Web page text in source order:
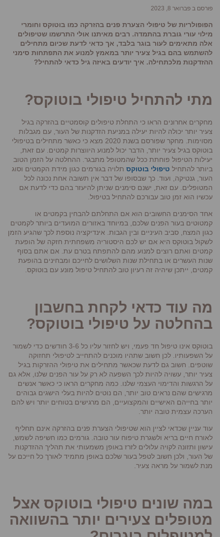
פורסם ב פברואר 8, 2023
הפופולריות של טיפולי הצערת פנים בהזרקה כמו בוטוקס וחומרי
מילוי עורי גוברת בהתמדה. רבים מאיתנו אולי התרשמו שטיפולים
אלה מתאימים לעור בוגר בלבד, אך כדאי לדעת שכיום מתחילים
להשתמש בהם בגיל צעיר יותר במאמץ למנוע את התפתחות סימני
ההזדקנות מלכתחילה. איך יודעים באיזה גיל כדאי להתחיל?
מתי להתחיל טיפולי בוטוקס?
מחקרים אחרונים הראו כי התחלת טיפולים קוסמטיים בהזרקה בגיל
צעיר יותר יכולה להיות יעילה במניעת הזדקנות של העור, עם מגבלות
מסוימות. מחקר שפורסם בשנת 2020 מצא כי כאשר מתחילים בטיפולי
בוטוקס בגיל צעיר יותר, הדבר יכול למנוע היווצרות קמטים. עם זאת,
יעילות הטיפול פוחתת ככל שהמטופל מתבגר. ההחלטה על הזמן הטוב
ביותר להתחיל טיפולי בוטוקס תלויה בגורמים כגון מידת הקמטים וסוג
העור, גנטיקה, ועוד. כך שבסופו של דבר אין תשובה אחת נכונה לכל
המטופלים. עם זאת, ישנם סימנים שניתן להיעזר בהם כדי לדעת אם
עכשיו הוא זמן טוב עבורכם להתחיל בטיפול.
אחד הסימנים החשובים הוא אם התחלתם להבחין בקמטים או
קמטוטים בעור הפנים שלכם, במיוחד באזורים המועדים ביותר לקמטים
כגון המצח, סביב העיניים ובין הגבות. אינדיקציה נוספת לכך שהגיע הזמן
לשקול בוטוקס היא אם יש לכם היסטוריה משפחתית חזקה של הופעת
קמטים ואתם רוצים למנוע מהם להתפתח בטרם עת. אם אתם בסוף
שנות העשרים או בתחילת שנות השלושים לחייכם ומבחינים בהופעת
קמטים, ייתכן שיהיה זה רעיון טוב להתחיל טיפול מונע עם בוטוקס.
מה עוד כדאי לקחת בחשבון
בהחלטה על טיפולי בוטוקס?
בוטוקס אינו טיפול חד פעמי, ויש לחזור עליו כל 3-6 חודשים כדי לשמור
על השפעותיו. לכן חשוב שתהיו מוכנים להתחייב לטיפולי תחזוקה
שוטפים. חשוב גם לדעת שכאשר מתחילים את טיפולי ההזרקות בגיל
צעיר יותר, עשויה להיות לכך השפעה לא רק על עור הפנים שלנו, אלא גם
על הרגשות והדימוי העצמי שלנו. כמה מחקרים הראו כי כאשר אנשים
מרגישים שהם נראים טוב יותר, הם נוטים להיות בעלי הישגים גבוהים
יותר בחייהם האישיים והמקצועיים, הם מרגישים בטוחים יותר ויש להם
הערכה עצמית טובה יותר.
עוד עניין שכדאי לציין הוא שטיפולי הצערת פנים בהזרקה אינם תחליף
לאורח חיים בריא ולשגרת טיפוח עור טובה. גורמים כמו חשיפה לשמש,
עישון ותזונה לקויה עלולים לזרז באופן משמעותי את תהליך ההזדקנות
של העור, ולכן חשוב לטפל בעור שלכם באופן מתמיד לאורך כל חייכם על
מנת לשמור על מראה צעיר.
במה שונים טיפולי בוטוקס אצל
מטופלים צעירים יותר בהשוואה